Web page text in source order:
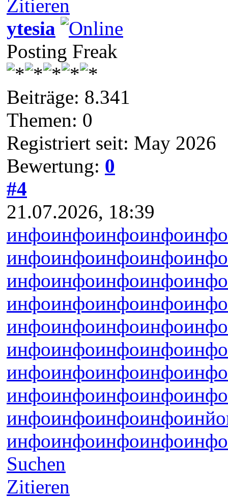
Zitieren
ytesia
Posting Freak
Beiträge: 8.341
Themen: 0
Registriert seit: May 2026
Bewertung: 0
#4
21.07.2026, 18:39
инфоинфоинфоинфоинфо
инфоинфоинфоинфоинфо
инфоинфоинфоинфоинфо
инфоинфоинфоинфоинфо
инфоинфоинфоинфоинфо
инфоинфоинфоинфоинфо
инфоинфоинфоинфоинфо
инфоинфоинфоинфоинфо
инфоинфоинфоинфоинйо
инфоинфоинфоинфоинфо
Suchen
Zitieren